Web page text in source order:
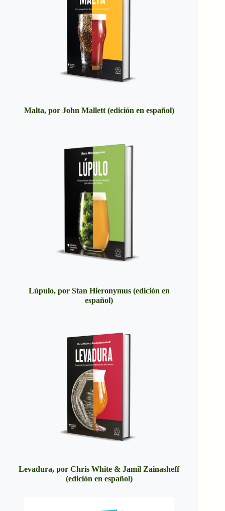
Malta, por John Mallett (edición en español)
Lúpulo, por Stan Hieronymus (edición en
español)
Levadura, por Chris White & Jamil Zainasheff
(edición en español)